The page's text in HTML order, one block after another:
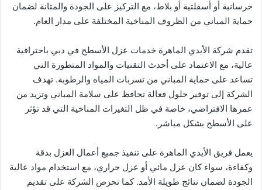
خرسانية أو أسفلتية أو بلاط، مع التركيز على الجودة والمتانة لضمان
حماية المباني من الظروف المناخية المختلفة على مدار العام.
تقدم شركة الأيدي الماهرة خدمات عزل الأسطح في دبي باحترافية
عالية، مع الاعتماد على أحدث التقنيات والمواد المتطورة التي
تساعد على حماية المباني من تسربات المياه والرطوبة. تهدف
الشركة إلى توفير حلول فعالة تحافظ على سلامة المباني وتزيد من
عمرها الافتراضي، خاصة في ظل التغيرات المناخية التي قد تؤثر
على الأسطح بشكل مباشر.
يعمل فريق الأيدي الماهرة على تنفيذ جميع أعمال العزل بدقة
وكفاءة، سواء كان عزل مائي أو عزل حراري، مع استخدام مواد عالية
الجودة لضمان نتائج طويلة الأمد. كما تحرص الشركة على تقديم